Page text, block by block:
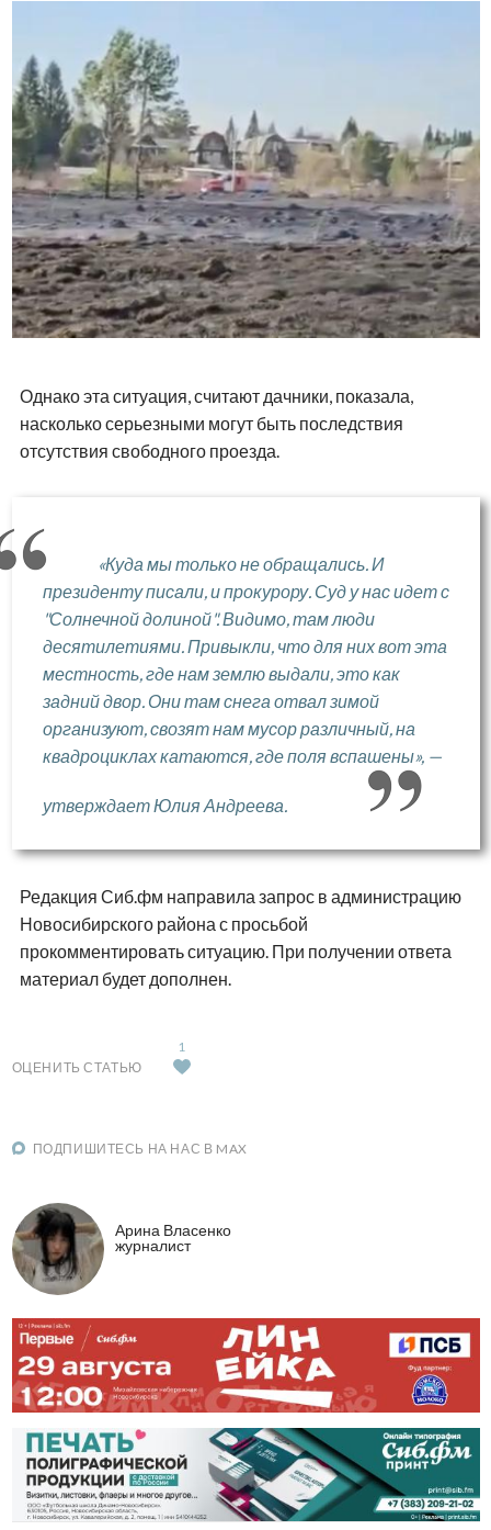
Однако эта ситуация, считают дачники, показала,
насколько серьезными могут быть последствия
отсутствия свободного проезда.
«Куда мы только не обращались. И
президенту писали, и прокурору. Суд у нас идет с
"Солнечной долиной". Видимо, там люди
десятилетиями. Привыкли, что для них вот эта
местность, где нам землю выдали, это как
задний двор. Они там снега отвал зимой
организуют, свозят нам мусор различный, на
квадроциклах катаются, где поля вспашены», —
утверждает Юлия Андреева.
Редакция Сиб.фм направила запрос в администрацию
Новосибирского района с просьбой
прокомментировать ситуацию. При получении ответа
материал будет дополнен.
ОЦЕНИТЬ СТАТЬЮ
1
ПОДПИШИТЕСЬ НА НАС В MAX
Арина Власенко
журналист